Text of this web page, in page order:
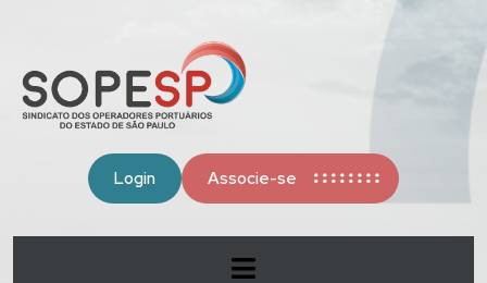
Login Associe-se